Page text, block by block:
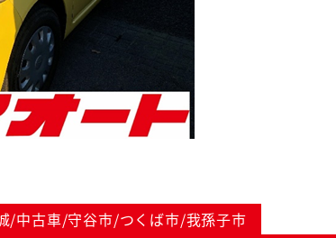
/中古車/守谷市/つくば市/我孫子市